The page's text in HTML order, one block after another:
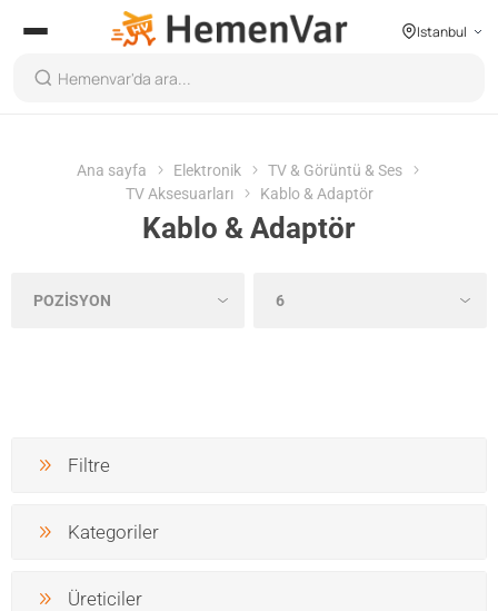
Istanbul
Ana sayfa Elektronik
TV & Görüntü & Ses
TV Aksesuarları
Kablo & Adaptör
Kablo & Adaptör
Filtre
Kategoriler
Üreticiler